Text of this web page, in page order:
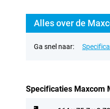
Alles over de
Ga snel naar:
Specificaties Maxcom